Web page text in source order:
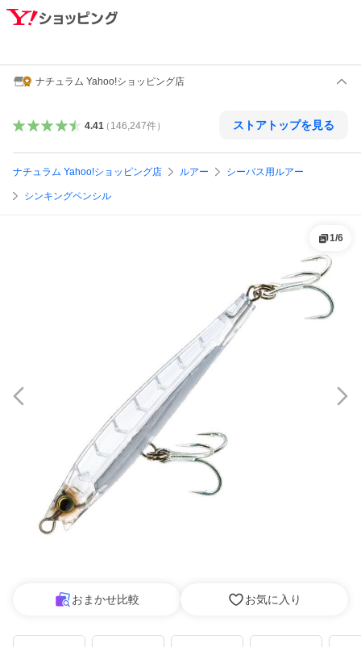
ナチュラム Yahoo!ショッピング店
4.41（ 146,247件） ストアトップを見る
ナチュラム Yahoo!ショッピング店 ルアー シーバス用ルアー
シンキングペンシル
1/6
おまかせ比較 お気に入り